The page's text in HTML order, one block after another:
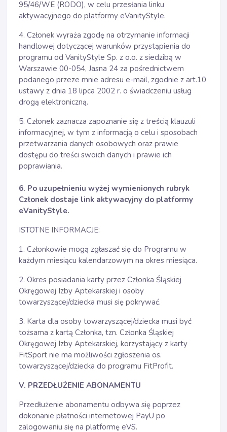
95/46/WE (RODO), w celu przesłania linku
aktywacyjnego do platformy eVanityStyle.
4. Członek wyraża zgodę na otrzymanie informacji
handlowej dotyczącej warunków przystąpienia do
programu od VanityStyle Sp. z o.o. z siedzibą w
Warszawie 00-054, Jasna 24 za pośrednictwem
podanego przeze mnie adresu e-mail, zgodnie z art.10
ustawy z dnia 18 lipca 2002 r. o świadczeniu usług
drogą elektroniczną.
5. Członek zaznacza zapoznanie się z treścią klauzuli
informacyjnej, w tym z informacją o celu i sposobach
przetwarzania danych osobowych oraz prawie
dostępu do treści swoich danych i prawie ich
poprawiania.
6. Po uzupełnieniu wyżej wymienionych rubryk
Członek dostaje link aktywacyjny do platformy
eVanityStyle.
ISTOTNE INFORMACJE:
1. Członkowie mogą zgłaszać się do Programu w
każdym miesiącu kalendarzowym na okres miesiąca.
2. Okres posiadania karty przez Członka Śląskiej
Okręgowej Izby Aptekarskiej i osoby
towarzyszącej/dziecka musi się pokrywać.
3. Karta dla osoby towarzyszącej/dziecka musi być
tożsama z kartą Członka, tzn. Członka Śląskiej
Okręgowej Izby Aptekarskiej, korzystający z karty
FitSport nie ma możliwości zgłoszenia os.
towarzyszącej/dziecka do programu FitProfit.
V. PRZEDŁUŻENIE ABONAMENTU
Przedłużenie abonamentu odbywa się poprzez
dokonanie płatności internetowej PayU po
zalogowaniu się na platformę eVS.